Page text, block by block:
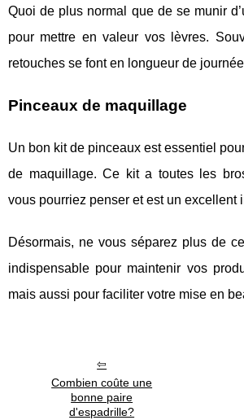
Quoi de plus normal que de se munir
pour mettre en valeur vos lèvres.
retouches se font en longueur de
Pinceaux de maquillage
Un bon kit de pinceaux est essentiel
de maquillage. Ce kit a toutes les
vous pourriez penser et est un excellent
Désormais, ne vous séparez plus de
indispensable pour maintenir vos
mais aussi pour faciliter votre mise en
Combien coûte une
bonne paire
d'espadrille?